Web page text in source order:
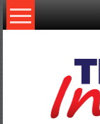
Skip
to